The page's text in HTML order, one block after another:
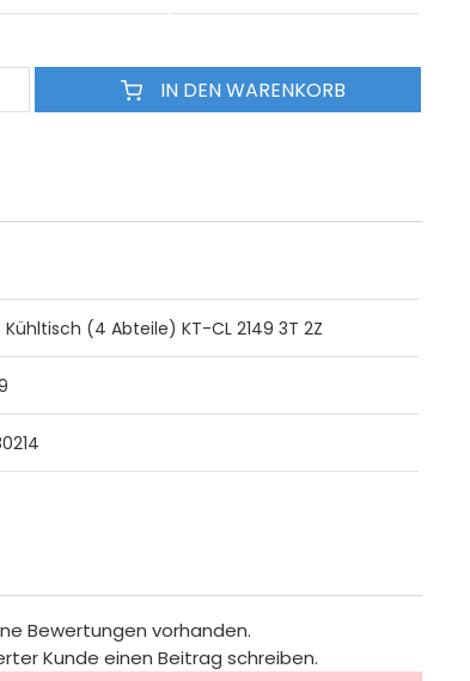
IN DEN WARENKORB
Kühltisch (4 Abteile) KT-CL 2149 3T 2Z
Bewertungen vorhanden.
Kunde einen Beitrag schreiben.